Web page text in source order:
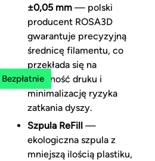
Bezpłatnie
±0,05 mm— polski
producent ROSA3D
gwarantuje precyzyjną
średnicę filamentu, co
przekłada się na
stabilność druku i
minimalizację ryzyka
zatkania dyszy.
Szpula ReFill—
ekologiczna szpula z
mniejszą ilością plastiku,